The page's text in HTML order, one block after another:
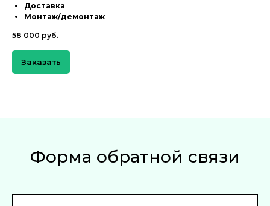
Доставка
Монтаж/демонтаж
58 000 руб.
Заказать
Форма обратной связи